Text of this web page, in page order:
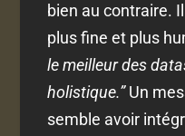
bien au contraire.
plus fine et plus
le meilleur des
holistique.”Un
semble avoir